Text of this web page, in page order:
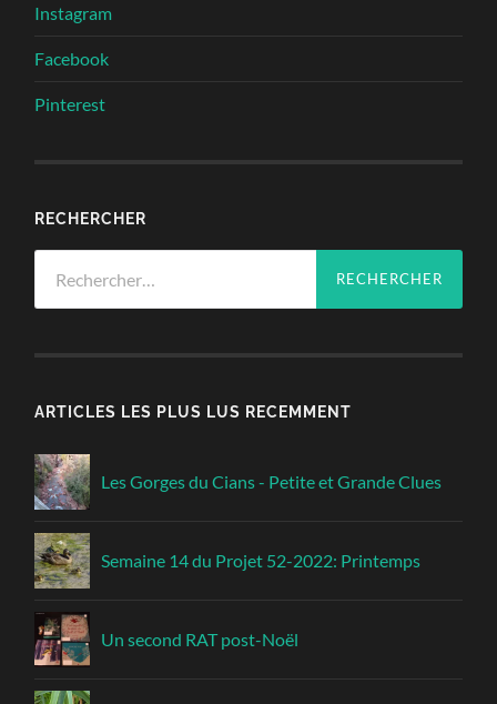
Instagram
Facebook
Pinterest
RECHERCHER
ARTICLES LES PLUS LUS RECEMMENT
Les Gorges du Cians - Petite et Grande Clues
Semaine 14 du Projet 52-2022: Printemps
Un second RAT post-Noël